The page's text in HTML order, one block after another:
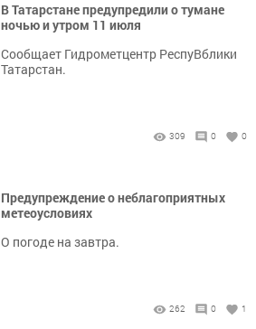
В Татарстане предупредили о тумане
ночью и утром 11 июля
Сообщает Гидрометцентр РеспуВблики
Татарстан.
309 0 0
Предупреждение о неблагоприятных
метеоусловиях
О погоде на завтра.
262 0 1